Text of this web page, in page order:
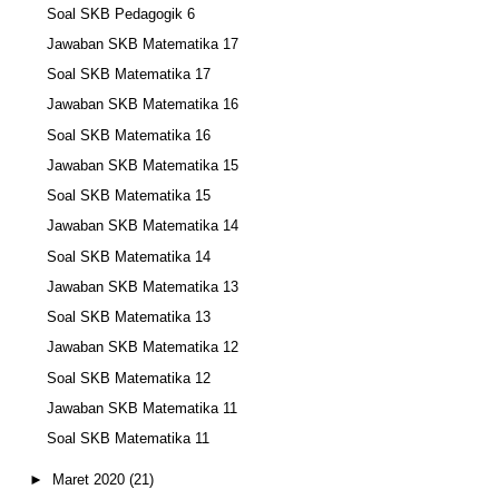
Soal SKB Pedagogik 6
Jawaban SKB Matematika 17
Soal SKB Matematika 17
Jawaban SKB Matematika 16
Soal SKB Matematika 16
Jawaban SKB Matematika 15
Soal SKB Matematika 15
Jawaban SKB Matematika 14
Soal SKB Matematika 14
Jawaban SKB Matematika 13
Soal SKB Matematika 13
Jawaban SKB Matematika 12
Soal SKB Matematika 12
Jawaban SKB Matematika 11
Soal SKB Matematika 11
► Maret 2020 (21)